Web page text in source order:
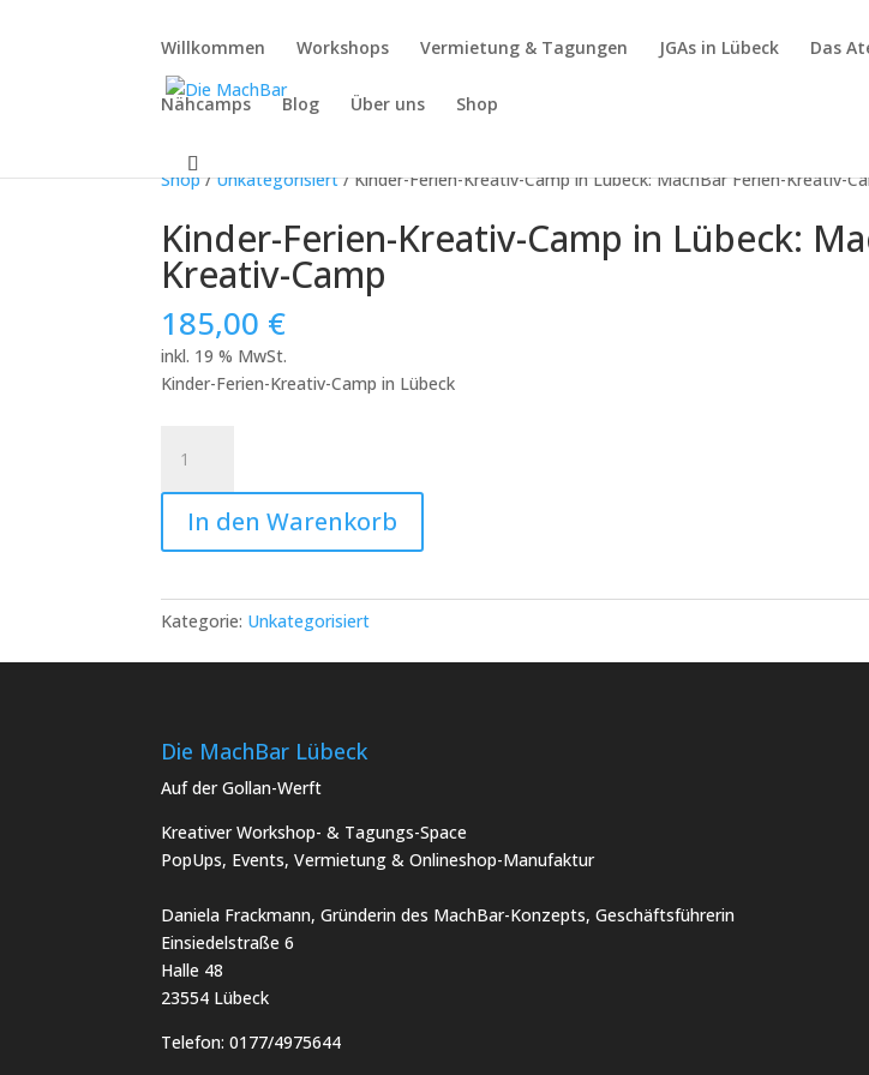
Willkommen Workshops Vermietung & Tagungen JGAs in Lübeck Das
Nähcamps Blog Über uns Shop
Shop/Unkategorisiert/ Kinder-Ferien-Kreativ-Camp in Lübeck: MachBar Ferien-Kreativ-
Kinder-Ferien-Kreativ-Camp in Lübeck:
Kreativ-Camp
185,00 €
inkl. 19 % MwSt.
Kinder-Ferien-Kreativ-Camp in Lübeck
Ferien-
Kreativ-
Camp
in
MachBar
Ferien-
Kreativ-
In den Warenkorb
Kategorie: Unkategorisiert
Die MachBar Lübeck
Auf der Gollan-Werft
Kreativer Workshop- & Tagungs-Space
PopUps, Events, Vermietung & Onlineshop-Manufaktur
Daniela Frackmann, Gründerin des MachBar-Konzepts, Geschäftsführerin
Einsiedelstraße 6
Halle 48
23554 Lübeck
Telefon:0177/4975644